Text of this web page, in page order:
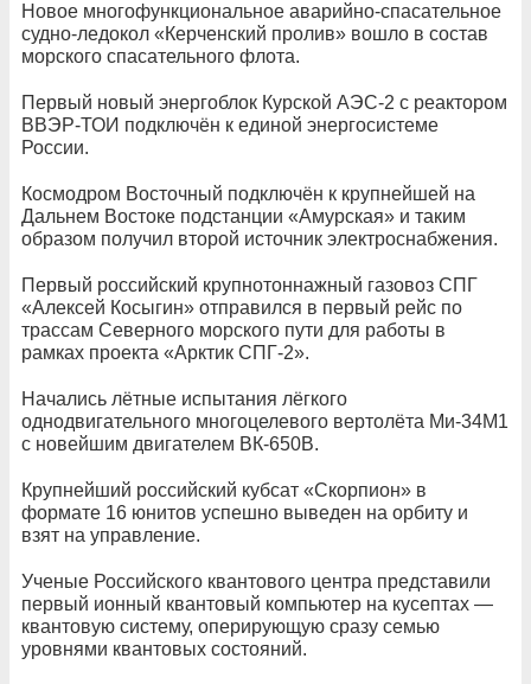
Новое многофункциональное аварийно-спасательное
судно-ледокол «Керченский пролив» вошло в состав
морского спасательного флота.
Первый новый энергоблок Курской АЭС-2 с реактором
ВВЭР-ТОИ подключён к единой энергосистеме
России.
Космодром Восточный подключён к крупнейшей на
Дальнем Востоке подстанции «Амурская» и таким
образом получил второй источник электроснабжения.
Первый российский крупнотоннажный газовоз СПГ
«Алексей Косыгин» отправился в первый рейс по
трассам Северного морского пути для работы в
рамках проекта «Арктик СПГ-2».
Начались лётные испытания лёгкого
однодвигательного многоцелевого вертолёта Ми-34М1
с новейшим двигателем ВК-650В.
Крупнейший российский кубсат «Скорпион» в
формате 16 юнитов успешно выведен на орбиту и
взят на управление.
Ученые Российского квантового центра представили
первый ионный квантовый компьютер на кусептах —
квантовую систему, оперирующую сразу семью
уровнями квантовых состояний.